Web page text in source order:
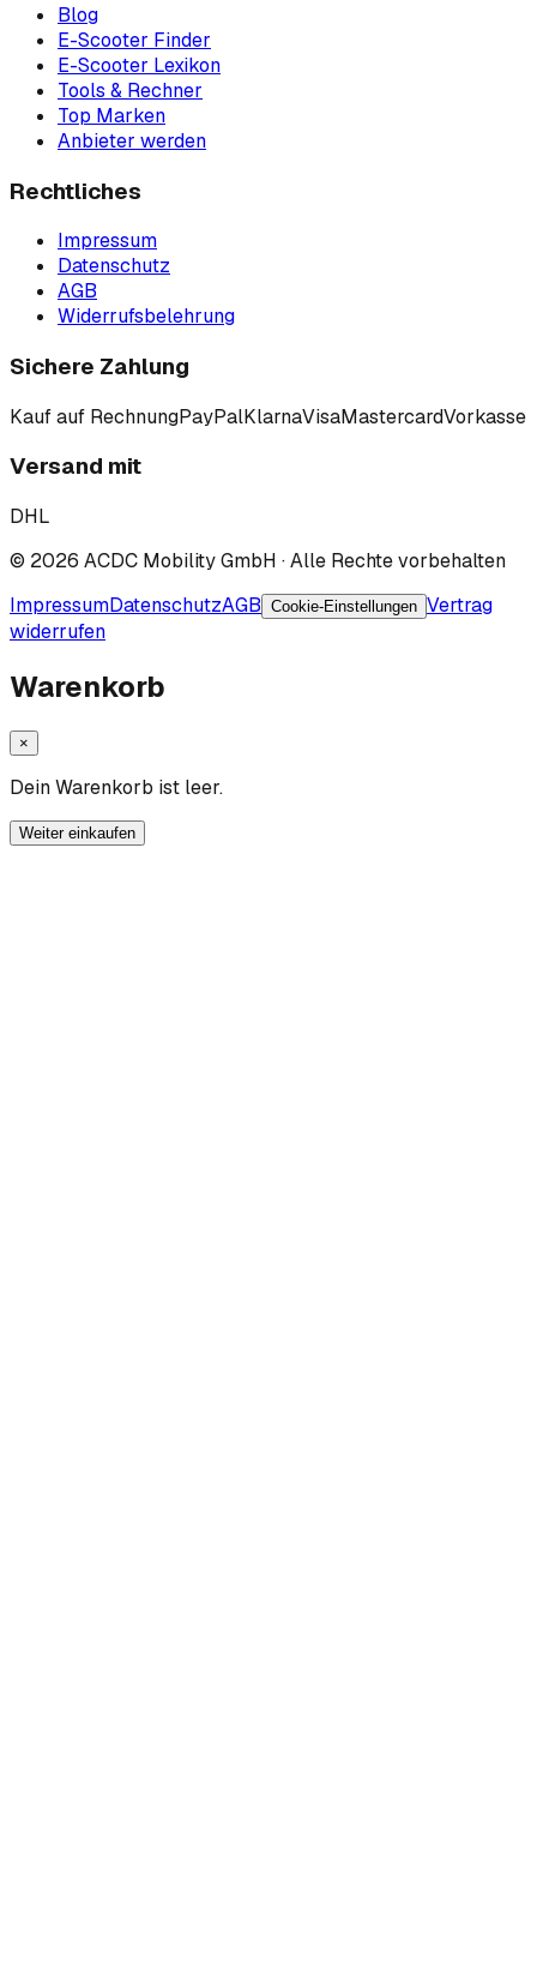
Blog
E-Scooter Finder
E-Scooter Lexikon
Tools & Rechner
Top Marken
Anbieter werden
Rechtliches
Impressum
Datenschutz
AGB
Widerrufsbelehrung
Sichere Zahlung
Kauf auf RechnungPayPalKlarnaVisaMastercardVorkasse
Versand mit
DHL
© 2026 ACDC Mobility GmbH · Alle Rechte vorbehalten
ImpressumDatenschutzAGB Cookie-Einstellungen Vertrag
widerrufen
Warenkorb
×
Dein Warenkorb ist leer.
Weiter einkaufen